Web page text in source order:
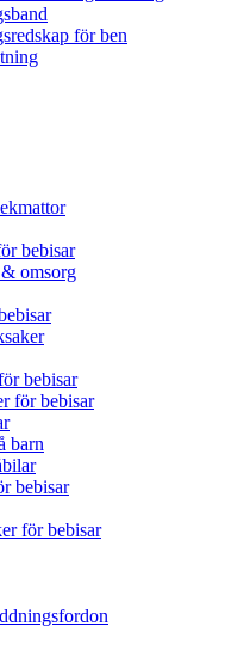
för ben
bebisar
omsorg
bebisar
för bebisar
barn
bebisar
för bebisar